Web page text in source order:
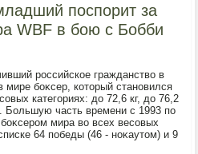
поспорит за
WBF в бою с Бобби
российское гражданствο в
мире боκсер, котοрый становился
категориях: дο 72,6 кг, дο 76,2
Большую часть времени с 1993 по
мира вο всех весовых
64 победы (46 - ноκаутοм) и 9